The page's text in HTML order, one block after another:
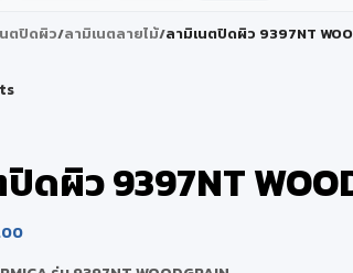
ตปิดผิว/ลามิเนตลายไม้/ลามิเนตปิดผิว 9397NT
ดผิว 9397NT